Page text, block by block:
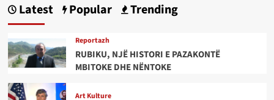
Latest Popular Trending
Reportazh
RUBIKU, NJË HISTORI E PAZAKONTË
MBITOKE DHE NËNTOKE
Art Kulture